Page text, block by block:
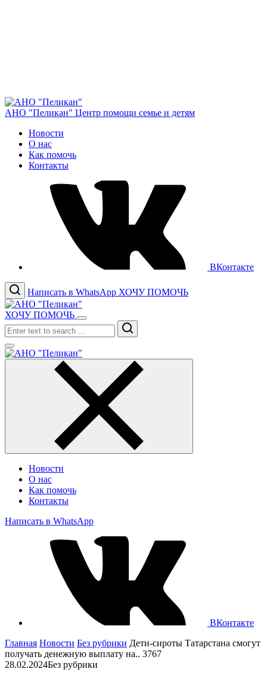
АНО "Пеликан" Центр помощи семье и детям
Новости
О нас
Как помочь
Контакты
ВКонтакте
Написать в WhatsApp ХОЧУ ПОМОЧЬ
ХОЧУ ПОМОЧЬ
Search
Новости
О нас
Как помочь
Контакты
Написать в WhatsApp
ВКонтакте
Главная Новости Без рубрики Дети-сироты Татарстана смогут
получать денежную выплату на.. 3767
28.02.2024Без рубрики